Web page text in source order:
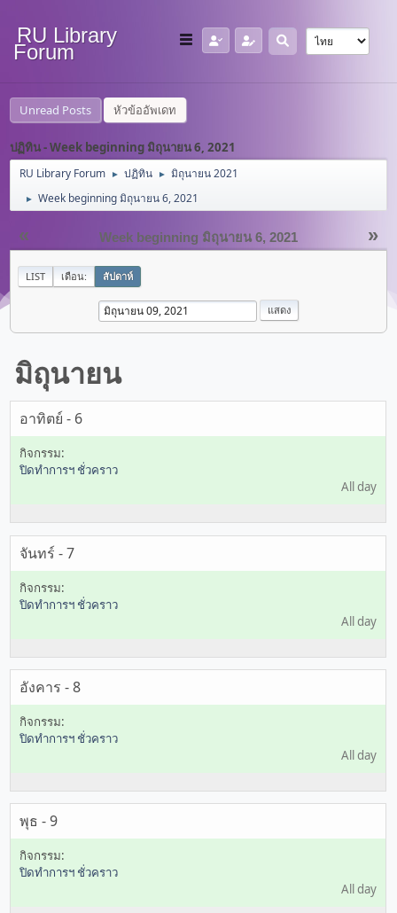
RU Library
Forum
Unread Posts หัวข้ออัพเดท
ปฏิทิน - Week beginning มิถุนายน 6, 2021
RU Library Forum ► ปฏิทิน ► มิถุนายน 2021
► Week beginning มิถุนายน 6, 2021
« »
Week beginning มิถุนายน 6, 2021
LIST เดือน: สัปดาห์
มิถุนายน
อาทิตย์ - 6
ปิดทำการฯ ชั่วคราว
All day
จันทร์ - 7
ปิดทำการฯ ชั่วคราว
All day
อังคาร - 8
ปิดทำการฯ ชั่วคราว
All day
พุธ - 9
ปิดทำการฯ ชั่วคราว
All day